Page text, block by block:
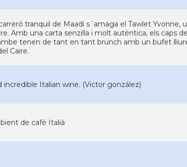
tranquil de Maadi s´amaga el Tawlet Yvonne,
Amb una carta senzilla i molt autèntica, els caps
tenen de tant en tant brunch amb un bufet
Caire.
Italian wine. (Victor gonzález)
de café Italià